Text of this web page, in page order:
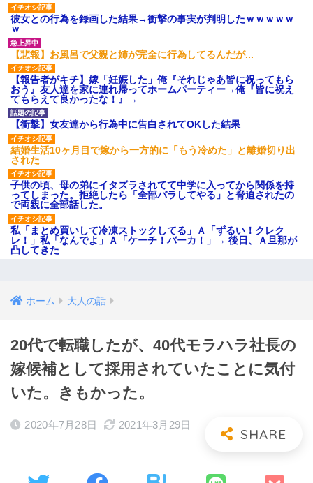
彼女との行為を録画した結果→衝撃の事実が判明したｗｗｗｗｗ
ｗ
【悲報】お風呂で父親と姉が完全に行為してるんだが...
【報告者がキチ】嫁「妊娠した」俺『それじゃあ皆に祝ってもら
おう』友人達を家に連れ帰ってホームパーティー→俺『皆に祝え
てもらえて良かったな！』→
【衝撃】女友達から行為中に告白されてOKした結果
結婚生活10ヶ月目で嫁から一方的に「もう冷めた」と離婚切り出
された
子供の頃、母の弟にイタズラされてて中学に入ってから関係を持
ってしまった。拒絶したら「全部バラしてやる」と脅迫されたの
で両親に全部話した。
私「まとめ買いして冷凍ストックしてる」Ａ「ずるい！クレク
レ！」私「なんでよ」Ａ「ケーチ！バーカ！」→ 後日、Ａ旦那が
凸してきた
ホーム 大人の話
20代で転職したが、40代モラハラ社長の
嫁候補として採用されていたことに気付
いた。きもかった。
2020年7月28日 2021年3月29日